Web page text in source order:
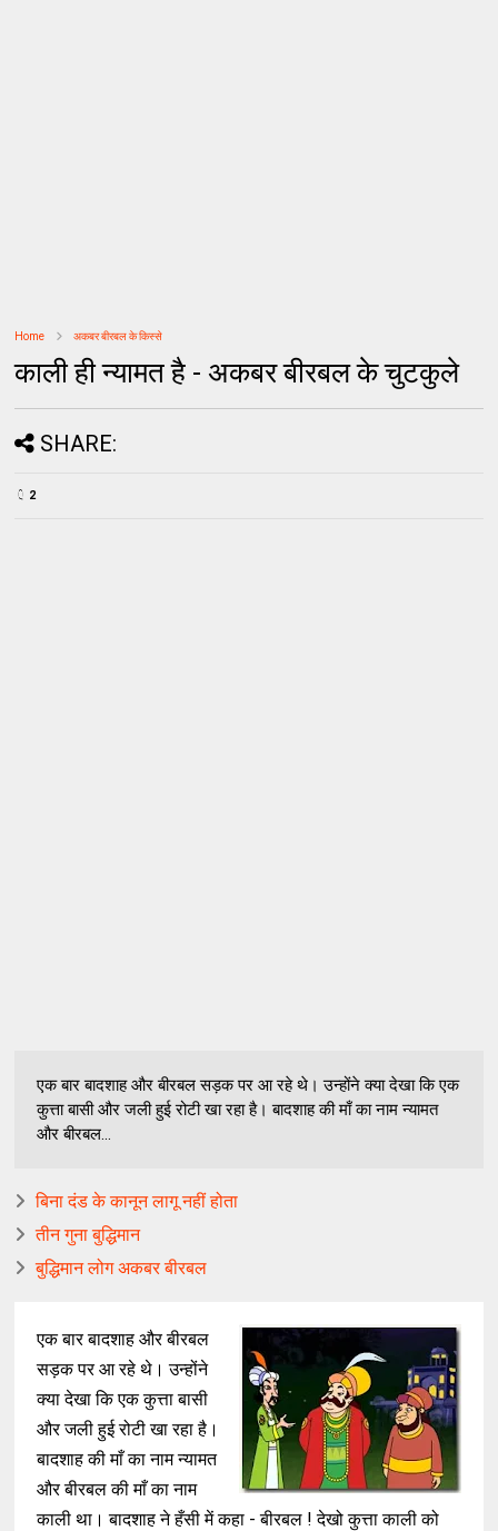
Home अकबर बीरबल के किस्से
काली ही न्यामत है - अकबर बीरबल के चुटकुले
SHARE:
2
एक बार बादशाह और बीरबल सड़क पर आ रहे थे। उन्होंने क्या देखा कि एक
कुत्ता बासी और जली हुई रोटी खा रहा है। बादशाह की माँ का नाम न्यामत
और बीरबल...
बिना दंड के कानून लागू नहीं होता
तीन गुना बुद्धिमान
बुद्धिमान लोग अकबर बीरबल
एक बार बादशाह और बीरबल
सड़क पर आ रहे थे। उन्होंने
क्या देखा कि एक कुत्ता बासी
और जली हुई रोटी खा रहा है।
बादशाह की माँ का नाम न्यामत
और बीरबल की माँ का नाम
काली था। बादशाह ने हँसी में कहा - बीरबल ! देखो कुत्ता काली को